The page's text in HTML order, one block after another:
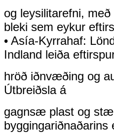
og leysilitarefni,
bleki sem eykur
• Asía-Kyrrahaf:
Indland leiða
hröð iðnvæðing og
Útbreiðsla á
gagnsæ plast og
byggingariðnaðarins